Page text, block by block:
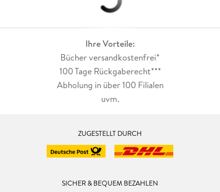
Ihre Vorteile:
Bücher versandkostenfrei*
100 Tage Rückgaberecht***
Abholung in über 100 Filialen
uvm.
ZUGESTELLT DURCH
SICHER & BEQUEM BEZAHLEN